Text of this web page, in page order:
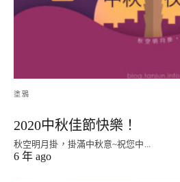
塗鴉
2020中秋佳節快樂！
秋空明月掛，掛滿中秋意~祝您中...
6 年 ago